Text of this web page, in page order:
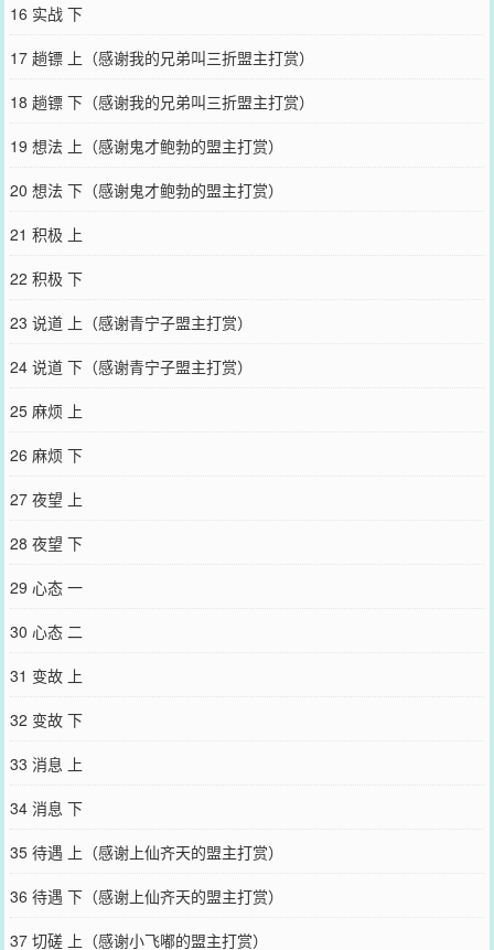
16 实战 下
17 趟镖 上（感谢我的兄弟叫三折盟主打赏）
18 趟镖 下（感谢我的兄弟叫三折盟主打赏）
19 想法 上（感谢鬼才鲍勃的盟主打赏）
20 想法 下（感谢鬼才鲍勃的盟主打赏）
21 积极 上
22 积极 下
23 说道 上（感谢青宁子盟主打赏）
24 说道 下（感谢青宁子盟主打赏）
25 麻烦 上
26 麻烦 下
27 夜望 上
28 夜望 下
29 心态 一
30 心态 二
31 变故 上
32 变故 下
33 消息 上
34 消息 下
35 待遇 上（感谢上仙齐天的盟主打赏）
36 待遇 下（感谢上仙齐天的盟主打赏）
37 切磋 上（感谢小飞嘟的盟主打赏）